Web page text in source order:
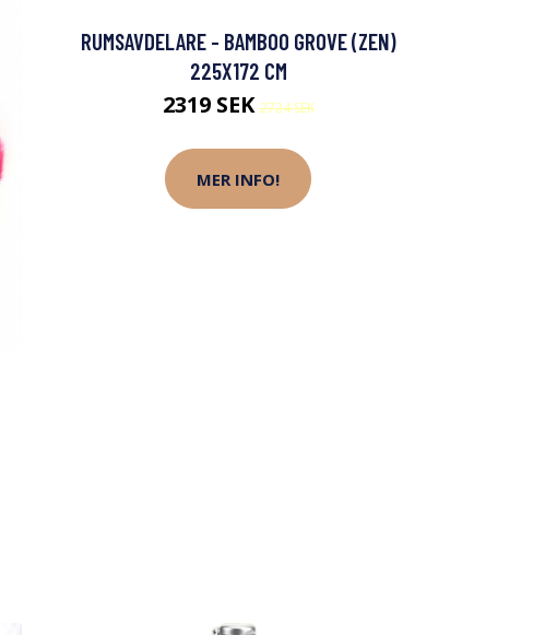
RUMSAVDELARE - BAMBOO GROVE (ZEN)
225X172 CM
2319 SEK2724 SEK
MER INFO!